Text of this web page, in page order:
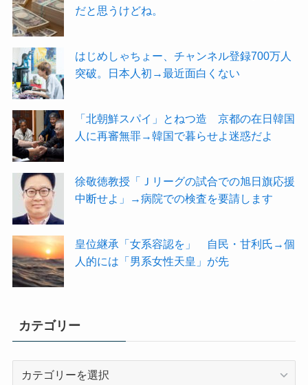
だと思うけどね。
はじめしゃちょー、チャンネル登録700万人
突破。日本人初→最近面白くない
「北朝鮮スパイ」とねつ造 京都の在日韓国
人に再審無罪→韓国で暮らせよ迷惑だよ
徐敬徳教授「Ｊリーグの試合での旭日旗応援
中断せよ」→病院での検査を要請します
皇位継承「女系容認を」 自民・甘利氏→個
人的には「男系女性天皇」が先
カテゴリー